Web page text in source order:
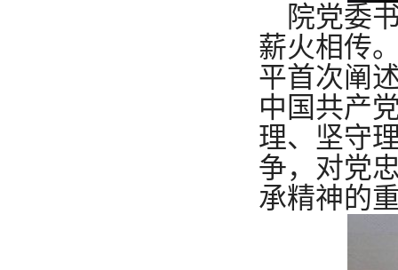
院党委
薪火相传
平首次阐
中国共产
理、坚守
争，对党
承精神的